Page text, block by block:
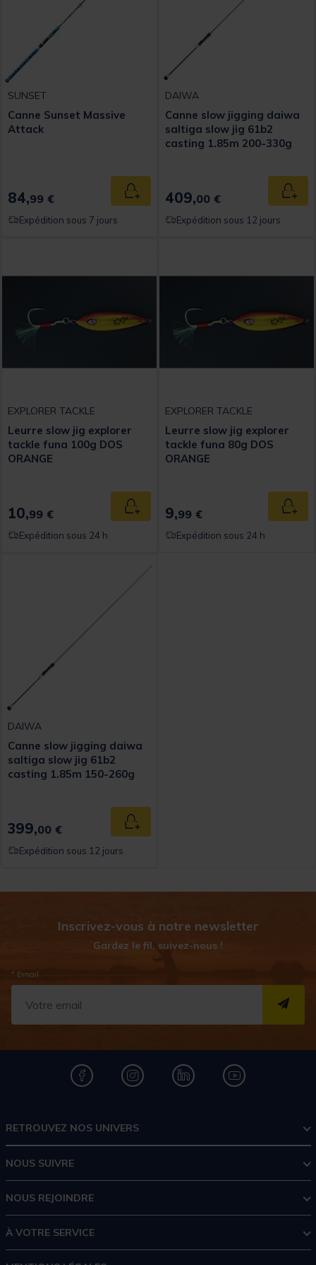
SUNSET
Canne Sunset Massive
Attack
84,99 € Ajouter au panier
Expédition sous 7 jours
DAIWA
Canne slow jigging daiwa
saltiga slow jig 61b2
casting 1.85m 200-330g
409,00 €
Expédition sous 12 jours
EXPLORER TACKLE
Leurre slow jig explorer
tackle funa 100g DOS
ORANGE
10,99 € Ajouter au panier
Expédition sous 24 h
EXPLORER TACKLE
Leurre slow jig explorer
tackle funa 80g DOS
ORANGE
9,99 €
Expédition sous 24 h
DAIWA
Canne slow jigging daiwa
saltiga slow jig 61b2
casting 1.85m 150-260g
399,00 € Ajouter au panier
Expédition sous 12 jours
Inscrivez-vous à notre newsletter
Gardez le fil, suivez-nous !
* Email
RETROUVEZ NOS UNIVERS
NOUS SUIVRE
NOUS REJOINDRE
À VOTRE SERVICE